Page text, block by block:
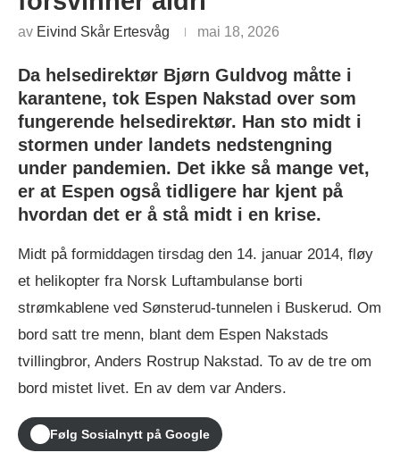
av Eivind Skår Ertesvåg mai 18, 2026
Da helsedirektør Bjørn Guldvog måtte i
karantene, tok Espen Nakstad over som
fungerende helsedirektør. Han sto midt i
stormen under landets nedstengning
under pandemien. Det ikke så mange vet,
er at Espen også tidligere har kjent på
hvordan det er å stå midt i en krise.
Midt på formiddagen tirsdag den 14. januar 2014, fløy
et helikopter fra Norsk Luftambulanse borti
strømkablene ved Sønsterud-tunnelen i Buskerud. Om
bord satt tre menn, blant dem Espen Nakstads
tvillingbror, Anders Rostrup Nakstad. To av de tre om
bord mistet livet. En av dem var Anders.
Følg Sosialnytt på Google